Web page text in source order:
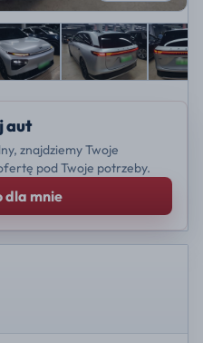
aut
znajdziemy Twoje
pod Twoje potrzeby.
dla mnie